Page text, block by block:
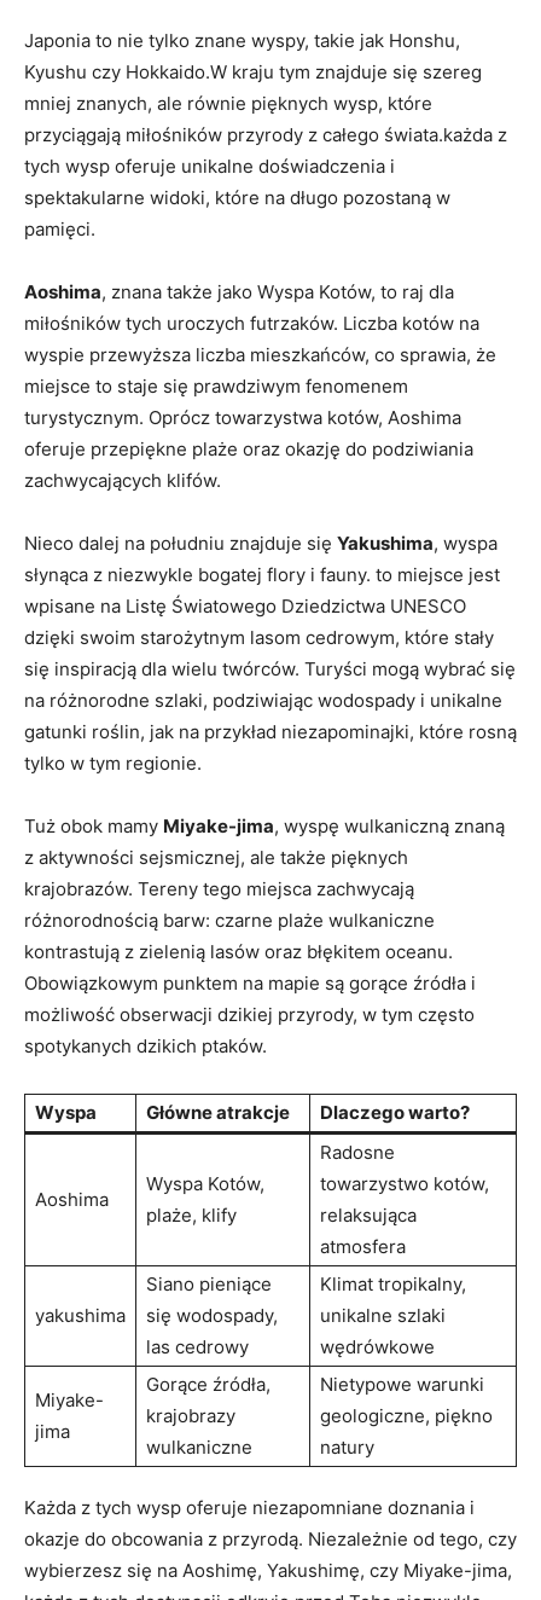
Japonia to nie tylko znane wyspy, takie jak Honshu,
Kyushu czy Hokkaido.W kraju tym znajduje się szereg
mniej znanych, ale równie pięknych wysp, które
przyciągają miłośników przyrody z całego świata.każda z
tych wysp oferuje unikalne doświadczenia i
spektakularne widoki, które na długo pozostaną w
pamięci.
Aoshima, znana także jako Wyspa Kotów, to raj dla
miłośników tych uroczych futrzaków. Liczba kotów na
wyspie przewyższa liczba mieszkańców, co sprawia, że
miejsce to staje się prawdziwym fenomenem
turystycznym. Oprócz towarzystwa kotów, Aoshima
oferuje przepiękne plaże oraz okazję do podziwiania
zachwycających klifów.
Nieco dalej na południu znajduje się Yakushima, wyspa
słynąca z niezwykle bogatej flory i fauny. to miejsce jest
wpisane na Listę Światowego Dziedzictwa UNESCO
dzięki swoim starożytnym lasom cedrowym, które stały
się inspiracją dla wielu twórców. Turyści mogą wybrać się
na różnorodne szlaki, podziwiając wodospady i unikalne
gatunki roślin, jak na przykład niezapominajki, które rosną
tylko w tym regionie.
Tuż obok mamy Miyake-jima, wyspę wulkaniczną znaną
z aktywności sejsmicznej, ale także pięknych
krajobrazów. Tereny tego miejsca zachwycają
różnorodnością barw: czarne plaże wulkaniczne
kontrastują z zielenią lasów oraz błękitem oceanu.
Obowiązkowym punktem na mapie są gorące źródła i
możliwość obserwacji dzikiej przyrody, w tym często
spotykanych dzikich ptaków.
Wyspa Główne atrakcje Dlaczego warto?
Aoshima
Wyspa Kotów,
plaże, klify
Radosne
towarzystwo kotów,
relaksująca
atmosfera
yakushima
Siano pieniące
się wodospady,
las cedrowy
Klimat tropikalny,
unikalne szlaki
wędrówkowe
Miyake-
jima
Gorące źródła,
krajobrazy
wulkaniczne
Nietypowe warunki
geologiczne, piękno
natury
Każda z tych wysp oferuje niezapomniane doznania i
okazje do obcowania z przyrodą. Niezależnie od tego, czy
wybierzesz się na Aoshimę, Yakushimę, czy Miyake-jima,